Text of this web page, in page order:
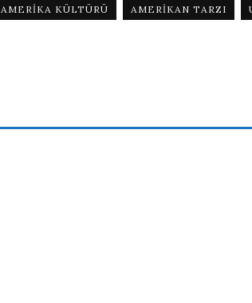
AMERIKA KÜLTÜRÜ AMERIKAN TARZI